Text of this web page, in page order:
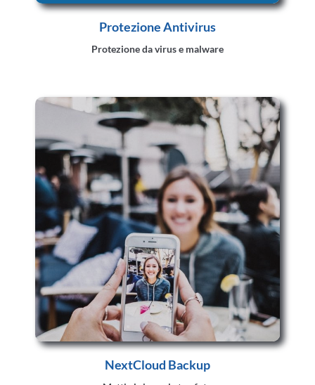
Protezione Antivirus
Protezione da virus e malware
NextCloud Backup